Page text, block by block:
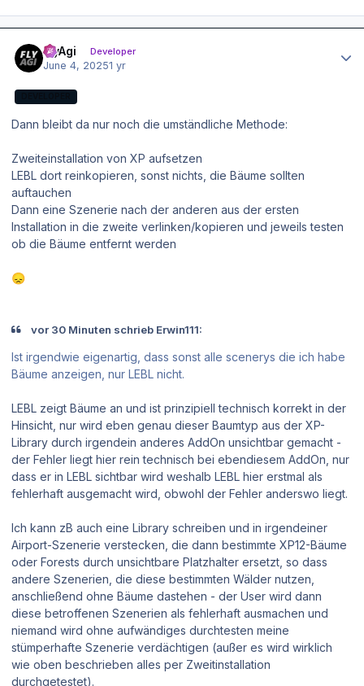
FlyAgi Developer
June 4, 20251 yr
Dann bleibt da nur noch die umständliche Methode:
Zweiteinstallation von XP aufsetzen
LEBL dort reinkopieren, sonst nichts, die Bäume sollten
auftauchen
Dann eine Szenerie nach der anderen aus der ersten
Installation in die zweite verlinken/kopieren und jeweils testen
ob die Bäume entfernt werden
😞
vor 30 Minuten schrieb Erwin111:
Ist irgendwie eigenartig, dass sonst alle scenerys die ich habe
Bäume anzeigen, nur LEBL nicht.
LEBL zeigt Bäume an und ist prinzipiell technisch korrekt in der
Hinsicht, nur wird eben genau dieser Baumtyp aus der XP-
Library durch irgendein anderes AddOn unsichtbar gemacht -
der Fehler liegt hier rein technisch bei ebendiesem AddOn, nur
dass er in LEBL sichtbar wird weshalb LEBL hier erstmal als
fehlerhaft ausgemacht wird, obwohl der Fehler anderswo liegt.
Ich kann zB auch eine Library schreiben und in irgendeiner
Airport-Szenerie verstecken, die dann bestimmte XP12-Bäume
oder Forests durch unsichtbare Platzhalter ersetzt, so dass
andere Szenerien, die diese bestimmten Wälder nutzen,
anschließend ohne Bäume dastehen - der User wird dann
diese betroffenen Szenerien als fehlerhaft ausmachen und
niemand wird ohne aufwändiges durchtesten meine
stümperhafte Szenerie verdächtigen (außer es wird wirklich
wie oben beschrieben alles per Zweitinstallation
durchgetestet).